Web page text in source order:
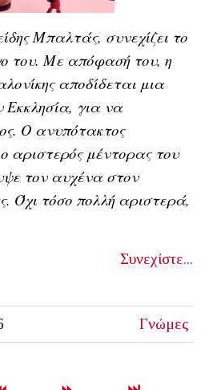
Μπαλτάς, συνεχίζει το
του. Με απόφασή του, η
αποδίδεται μια
για να
Ο ανυπότακτος
αριστερός μέντορας του
τον αυχένα στον
Όχι τόσο πολλή αριστερά,
Συνεχίστε...
Γνώμες